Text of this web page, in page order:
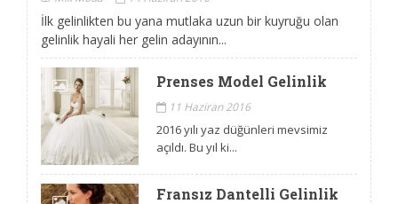
KAHVELI KURABIYE TARIFI
İlk gelinlikten bu yana mutlaka uzun bir kuyruğu olan
gelinlik hayali her gelin adayının...
Prenses Model Gelinlik
11 Haziran 2016
2016 yılı yaz düğünleri mevsimiz
açıldı. Bu yıl ki...
Fransız Dantelli Gelinlik